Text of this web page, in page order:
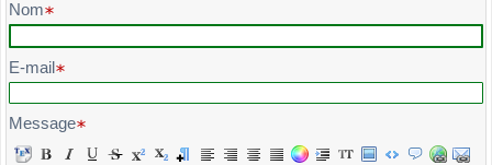
Nom
E-mail
Message